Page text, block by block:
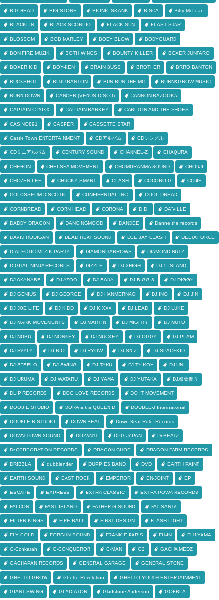
BIG HEAD BIG STONE BIONIC SKANK BISCA Bitty McLean
BLACKLIN BLACK SCORPIO BLACK SUN BLAST STAR
BLOSSOM BOB MARLEY BODY BLOW BODYGUARD
BON FIRE MUZIK BOTH WINGS BOUNTY KILLER BOXER JUNTARO
BOXER KID BOY-KEN BRAIN BUSS BROTHER BRRO BANTON
BUCKSHOT BUJU BANTON BUN BUN THE MC BURN&GROW MUSIC
BURN DOWN CANCER (VENUS DISCO) CANNON BAZOOKA
CAPTAIN-C 20XX CAPTAIN BARKEY CARLTON AND THE SHOES
CASINO891 CASPER CASSETTE STAR
Castle Town ENTERTAINMENT CDアルバム CDシングル
CDミニアルバム CENTURY SOUND CHANNEL-Z CHAQURA
CHEHON CHELSEA MOVEMENT CHOMORANMA SOUND CHOUJI
CHOZEN LEE CHUCKY SMART CLASH COCORO-G COJIE
COLOSSEUM DISCOTIC CONFIFRNTIAL INC. COOL DREAD
CORNBREAD CORN HEAD CORONA D.D. DA'VILLE
DADDY DRAGON DANCINGMOOD DANDEE Danne the records
DAVID RODIGAN DEAD HEAT SOUND DEE JAY CLASH DELTA FORCE
DIALECTIC MUZIK PARTY DIAMOND ARROWS DIAMOND NUTZ
DIGITAL NINJA RECORDS DIZZLE DJ 2HIGH DJ 5-ISLAND
DJ AKANABE DJ AZOO DJ BANA DJ BIGG-S DJ DIGGY
DJ GENIUS DJ GEORGE DJ HANMERNAO DJ INO DJ JIN
DJ JOE LIFE DJ KIDD DJ KIXXX DJ LEAD DJ LUKE
DJ MARK MOVEMENTS DJ MARTIN DJ MIGHTY DJ MUTO
DJ NOBU DJ NONKEY DJ NUCKEY DJ OGGY DJ PLAM
DJ RAYLY DJ RIO DJ RYOW DJ SN-Z DJ SPACEKID
DJ STEELO DJ SWING DJ TAKU DJ TY-KOH DJ UNI
DJ URUMA DJ WATARU DJ YAMA DJ YUTAKA DJ邪魔仮面
DLIP RECORDS DOG LOVE RECORDS DO IT MOVEMENT
DOOBIE STUDIO DORA a.k.a QUEEN D DOUBLE-J International
DOUBLE R STUDIO DOWN BEAT Down Beat Ruler Records
DOWN TOWN SOUND DOZAN11 DPG JAPAN Dr.BEATZ
Dr.CORPORATION RECORDS DRAGON CHOP DRAGON FARM RECORDS
DRIBBLA dubblender DUPPIES BAND DVD EARTH PAINT
EARTH SOUND EAST ROCK EMPEROR EN-JOINT EP
ESCAPE EXPRESS EXTRA CLASSIC EXTRA POWA RECORDS
FALCON FAST ISLAND FATHER G SOUND FAT SANTA
FILTER KINGS FIRE BALL FIRST DESIGN FLASH LIGHT
FLY GOLD FORGUN SOUND FRANKIE PARIS FU-IN FUJIYAMA
G-Conkarah G-CONQUEROR G-MAN G2 GACHA MEDZ
GACHAPAN RECORDS GENERAL GARAGE GENERAL STONE
GHETTO GROW Ghetto Revolution GHETTO YOUTH ENTERTAINMENT
GIANT SWING GLADIATOR Gladstone Anderson GOBBLA